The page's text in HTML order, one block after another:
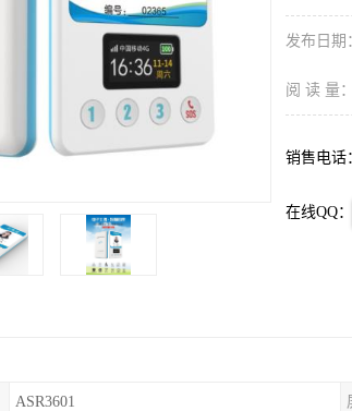
发布日期
阅 读 量：
销售电话
在线QQ：
ASR3601